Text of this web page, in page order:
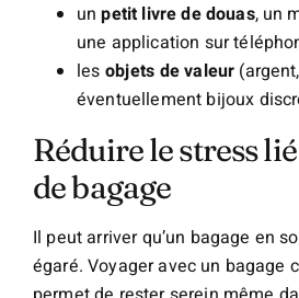
unpetit livre de douas, un
une application sur
les objets de valeur
éventuellement bijoux
Réduire le stress
de bagage
Il peut arriver qu’un bagage en
égaré. Voyager avec un bagage